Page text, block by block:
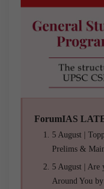
ForumIAS
5 August |
Prelims &
5 August | Are
Around You